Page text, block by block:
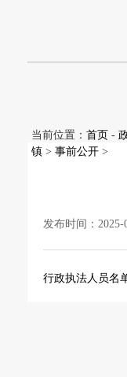
当前位置： 首页 -
镇 > 事前公开 >
发布时间：
行政执法人员名